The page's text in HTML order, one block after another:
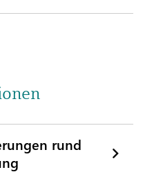
rund